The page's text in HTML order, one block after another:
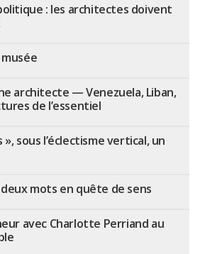
: les architectes doivent
architecte — Venezuela, Liban,
de l’essentiel
sous l’éclectisme vertical, un
mots en quête de sens
avec Charlotte Perriand au